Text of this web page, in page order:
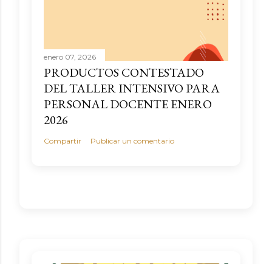
enero 07, 2026
PRODUCTOS CONTESTADO
DEL TALLER INTENSIVO PARA
PERSONAL DOCENTE ENERO
2026
Compartir Publicar un comentario